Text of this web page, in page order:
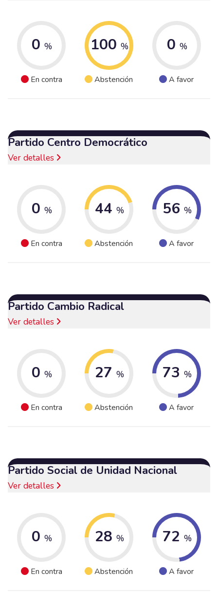
0 %
En contra
100 %
Abstención
0 %
A favor
Partido Centro Democrático
Ver detalles
0 %
En contra
44 %
Abstención
56 %
A favor
Partido Cambio Radical
Ver detalles
0 %
En contra
27 %
Abstención
73 %
A favor
Partido Social de Unidad Nacional
Ver detalles
0 %
En contra
28 %
Abstención
72 %
A favor